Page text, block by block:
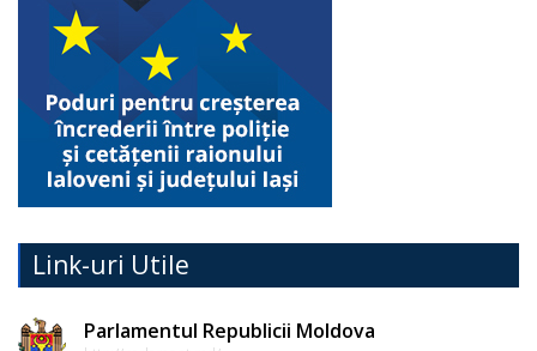
Link-uri Utile
Parlamentul Republicii Moldova